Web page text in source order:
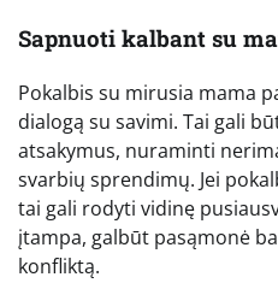
Sapnuoti kalbant su
Pokalbis su mirusia mama
dialogą su savimi. Tai gali
atsakymus, nuraminti
svarbių sprendimų. Jei
tai gali rodyti vidinę
įtampa, galbūt pasąmonė
konfliktą.